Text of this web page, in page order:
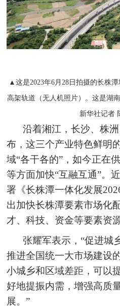
▲这是2023年6月28日拍摄的长株
高架轨道（无人机照片）。这是湖
新华社记者
沿着湘江，长沙、株
布，这三个产业特色鲜明
域“各干各的”，如今正在
等方面加快“互融互通”。
署《长株潭一体化发展
出加快长株潭要素市场化
才、科技、资金等要素资
张耀军表示，“促进城
推进全国统一大市场建设
小城乡和区域差距，可以
好地提振内需，增强高质
展。”